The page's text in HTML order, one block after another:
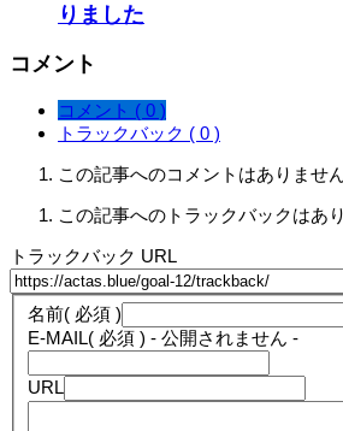
りました
コメント
コメント ( 0 )
トラックバック ( 0 )
この記事へのコメントはありません
この記事へのトラックバックはあ
トラックバック URL
名前( 必須 )
E-MAIL( 必須 ) - 公開されません -
URL